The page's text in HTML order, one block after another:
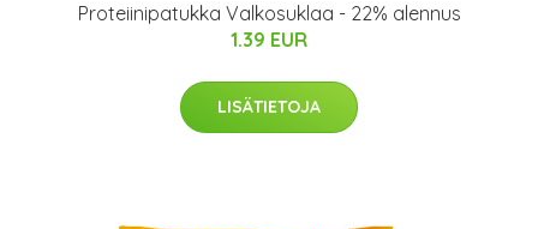
Proteiinipatukka Valkosuklaa - 22% alennus
1.39 EUR
LISÄTIETOJA